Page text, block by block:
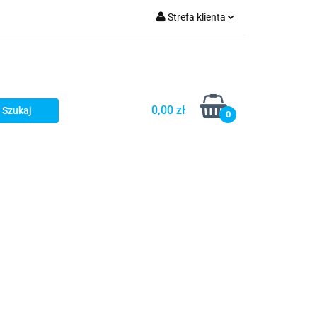
Strefa klienta
Dodaj zgłoszenie
0,00 zł 0